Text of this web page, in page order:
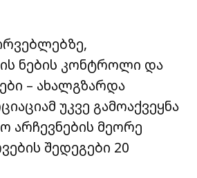
ნების კონტროლი და
– ახალგზარდა
უკვე გამოაქვეყნა
არჩევნების მეორე
შედეგები 20